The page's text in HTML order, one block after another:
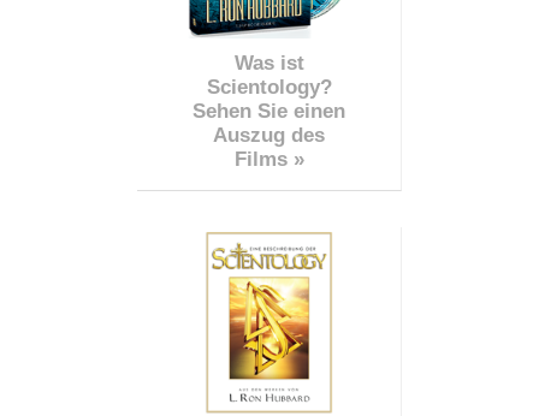
Was ist
Scientology?
Sehen Sie einen
Auszug des
Films »